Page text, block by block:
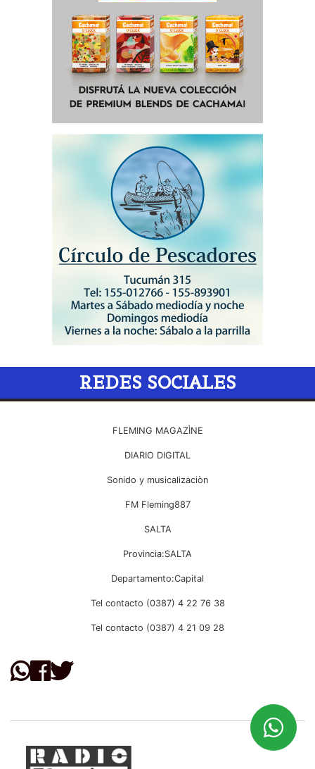
REDES SOCIALES
FLEMING MAGAZÌNE
DIARIO DIGITAL
Sonido y musicalizaciòn
FM Fleming887
SALTA
Provincia:SALTA
Departamento:Capital
Tel contacto (0387) 4 22 76 38
Tel contacto (0387) 4 21 09 28